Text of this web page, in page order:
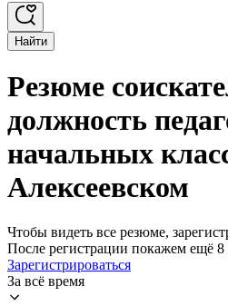
Найти
Резюме
должность
начальных
Алексеевском
Чтобы видеть все резюме,
После регистрации покажем ещё
Зарегистрироваться
За всё время